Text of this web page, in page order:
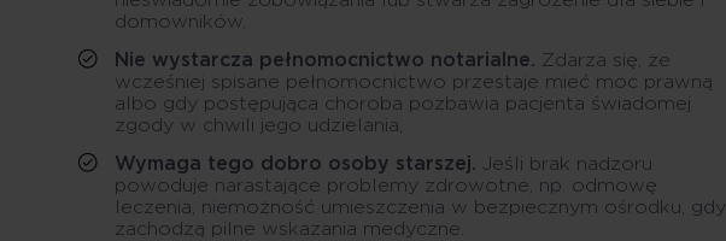
domowników,
Nie wystarcza pełnomocnictwo notarialne. Zdarza się, że
wcześniej spisane pełnomocnictwo przestaje mieć moc prawną
albo gdy postępująca choroba pozbawia pacjenta świadomej
zgody w chwili jego udzielania,
Wymaga tego dobro osoby starszej. Jeśli brak nadzoru
powoduje narastające problemy zdrowotne, np. odmowę
leczenia, niemożność umieszczenia w bezpiecznym ośrodku, gdy
zachodzą pilne wskazania medyczne.